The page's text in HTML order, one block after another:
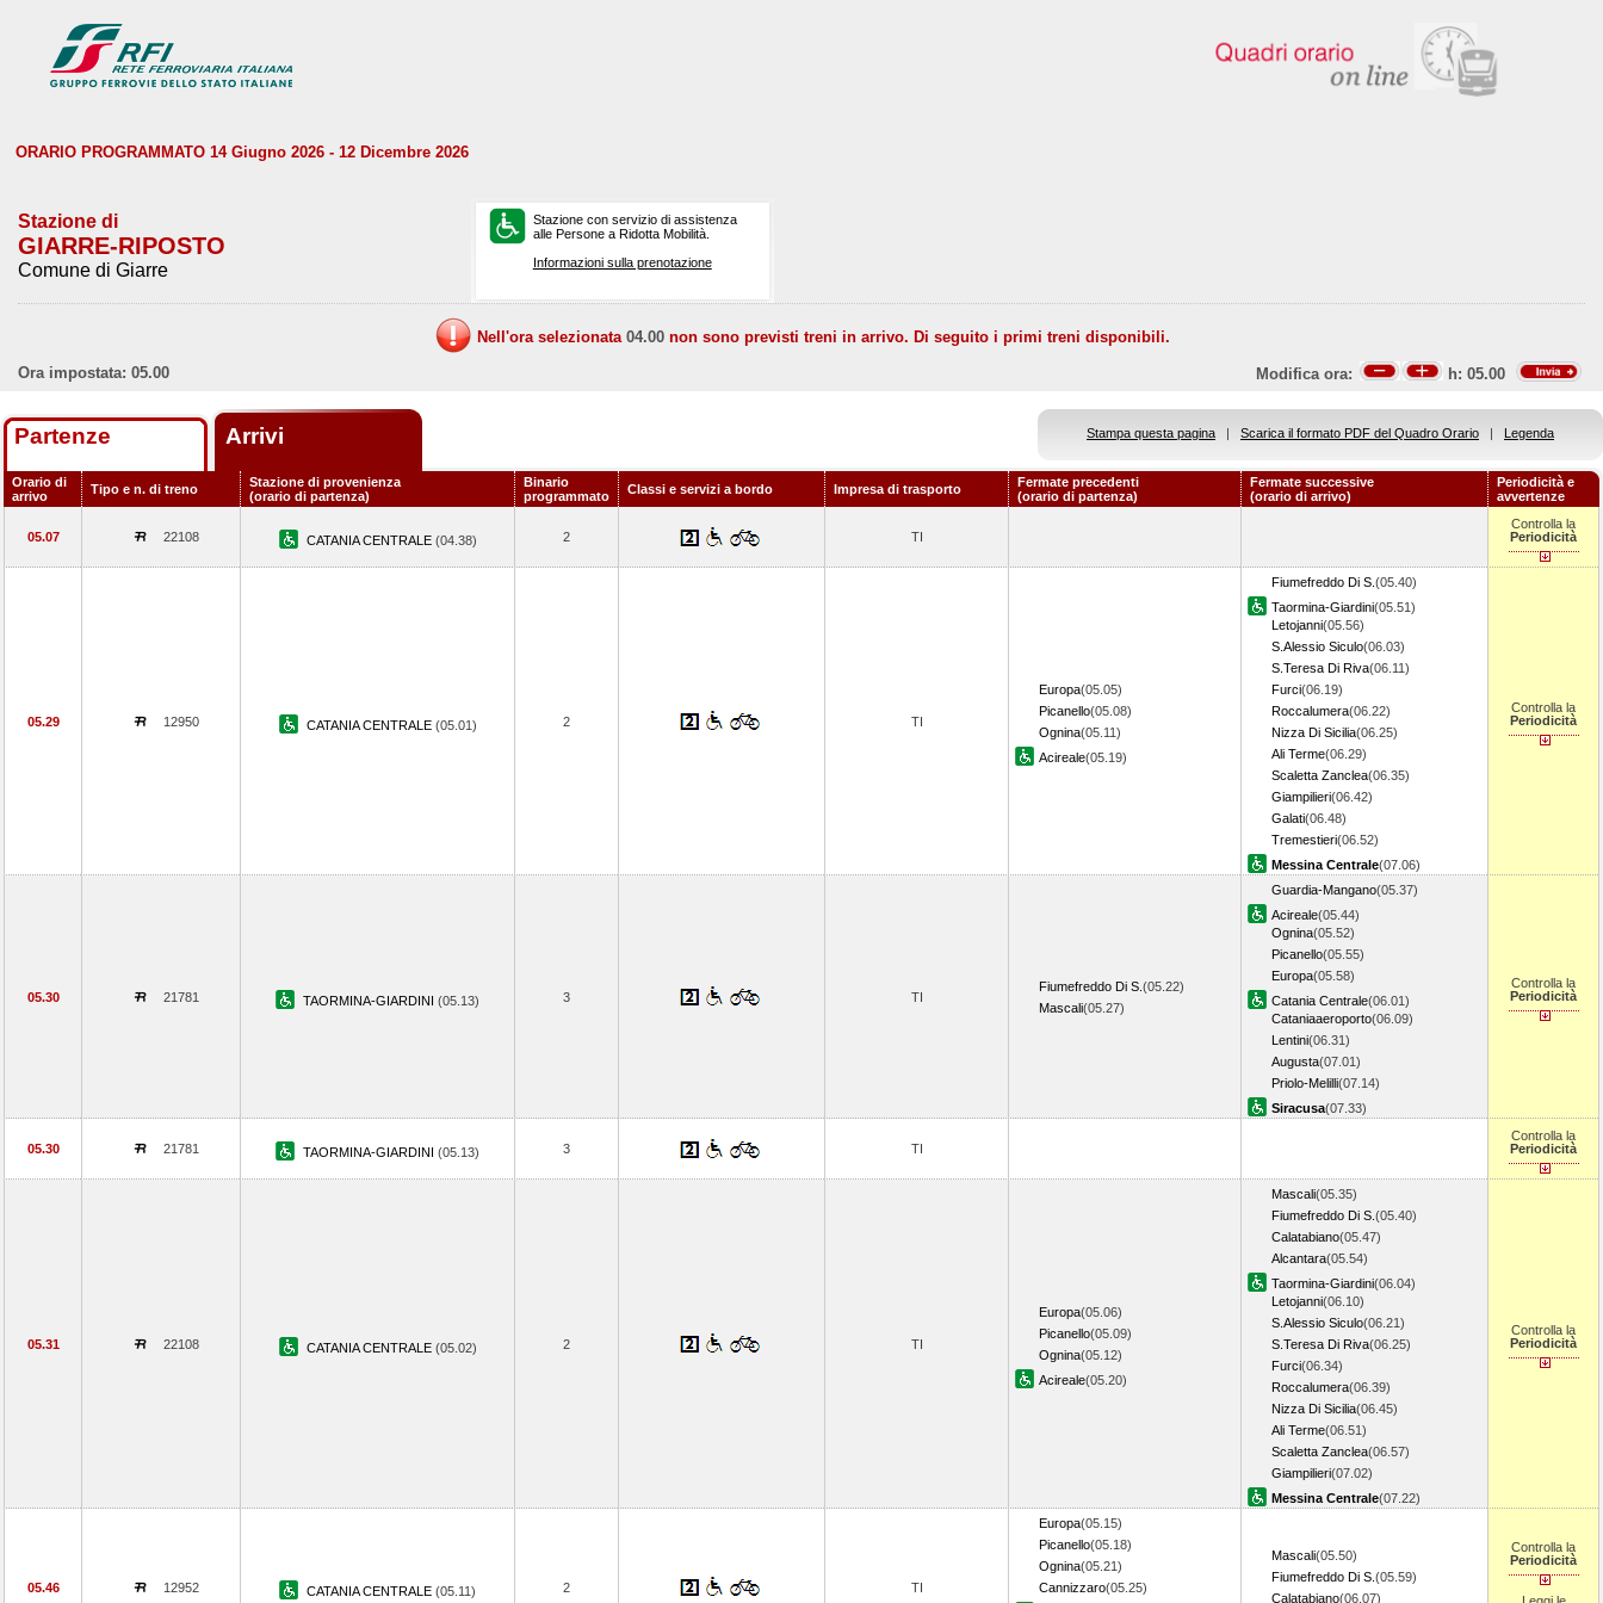
ORARIO PROGRAMMATO 14 Giugno 2026 - 12 Dicembre 2026
Stazione di
GIARRE-RIPOSTO
Comune di Giarre
Stazione con servizio di assistenza
alle Persone a Ridotta Mobilità.
Informazioni sulla prenotazione
Nell'ora selezionata 04.00 non sono previsti treni in arrivo. Di seguito i primi treni disponibili.
Ora impostata: 05.00
Modifica ora: h: 05.00
Partenze Arrivi Stampa questa pagina | Scarica il formato PDF del Quadro Orario | Legenda
Orario di
arrivo
Tipo e n. di treno
Stazione di provenienza
(orario di partenza)
Binario
programmato
Classi e servizi a bordo Impresa di trasporto
Fermate precedenti
(orario di partenza)
Fermate successive
(orario di arrivo)
Periodicità e
avvertenze
05.07 22108 CATANIA CENTRALE (04.38) 2 TI
Controlla la
Periodicità
05.29 12950 CATANIA CENTRALE (05.01) 2 TI
Europa(05.05)
Picanello(05.08)
Ognina(05.11)
Acireale(05.19)
Fiumefreddo Di S. (05.40)
Taormina-Giardini(05.51)
Letojanni(05.56)
S.Alessio Siculo(06.03)
S.Teresa Di Riva(06.11)
Furci(06.19)
Roccalumera(06.22)
Nizza Di Sicilia(06.25)
Ali Terme(06.29)
Scaletta Zanclea(06.35)
Giampilieri(06.42)
Galati(06.48)
Tremestieri(06.52)
Messina Centrale(07.06)
Controlla la
Periodicità
05.30 21781 TAORMINA-GIARDINI (05.13) 3 TI
Fiumefreddo Di S. (05.22)
Mascali(05.27)
Guardia-Mangano(05.37)
Acireale(05.44)
Ognina(05.52)
Picanello(05.55)
Europa(05.58)
Catania Centrale(06.01)
Cataniaaeroporto(06.09)
Lentini(06.31)
Augusta(07.01)
Priolo-Melilli(07.14)
Siracusa(07.33)
Controlla la
Periodicità
05.30 21781 TAORMINA-GIARDINI (05.13) 3 TI
Controlla la
Periodicità
05.31 22108 CATANIA CENTRALE (05.02) 2 TI
Europa(05.06)
Picanello(05.09)
Ognina(05.12)
Acireale(05.20)
Mascali(05.35)
Fiumefreddo Di S. (05.40)
Calatabiano(05.47)
Alcantara(05.54)
Taormina-Giardini(06.04)
Letojanni(06.10)
S.Alessio Siculo(06.21)
S.Teresa Di Riva(06.25)
Furci(06.34)
Roccalumera(06.39)
Nizza Di Sicilia(06.45)
Ali Terme(06.51)
Scaletta Zanclea(06.57)
Giampilieri(07.02)
Messina Centrale(07.22)
Controlla la
Periodicità
05.46 12952 CATANIA CENTRALE (05.11) 2 TI
Europa(05.15)
Picanello(05.18)
Ognina(05.21)
Cannizzaro(05.25)
Mascali(05.50)
Fiumefreddo Di S. (05.59)
Calatabiano(06.07)
Controlla la
Periodicità